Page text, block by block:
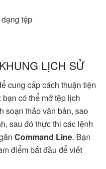
LỊCH SỬ
cung cấp cách thuận tiện
có thể mở tệp lịch
soạn thảo văn bản, sao
sau đó thực thi các lệnh
Command Line. Bạn
điểm bắt đầu để viết